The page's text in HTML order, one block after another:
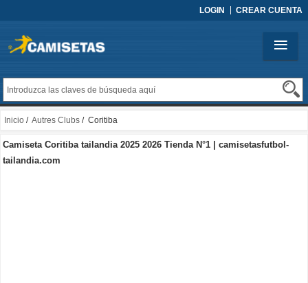
LOGIN CREAR CUENTA
Inicio / Autres Clubs / Coritiba
Camiseta Coritiba tailandia 2025 2026 Tienda N°1 | camisetasfutbol-
tailandia.com